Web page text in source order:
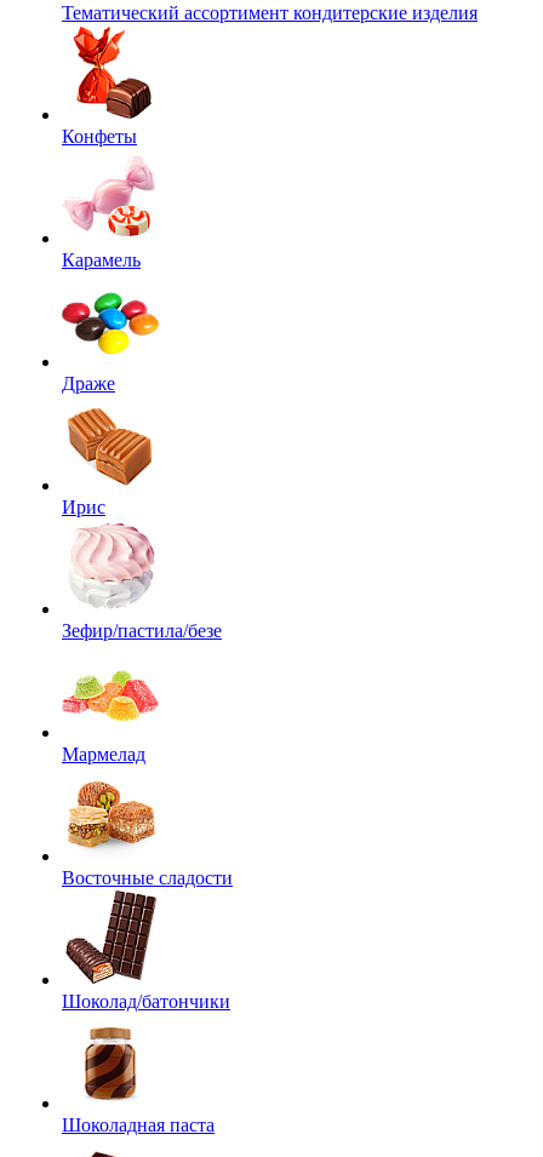
Тематический ассортимент кондитерские изделия
Конфеты
Карамель
Драже
Ирис
Зефир/пастила/безе
Мармелад
Восточные сладости
Шоколад/батончики
Шоколадная паста